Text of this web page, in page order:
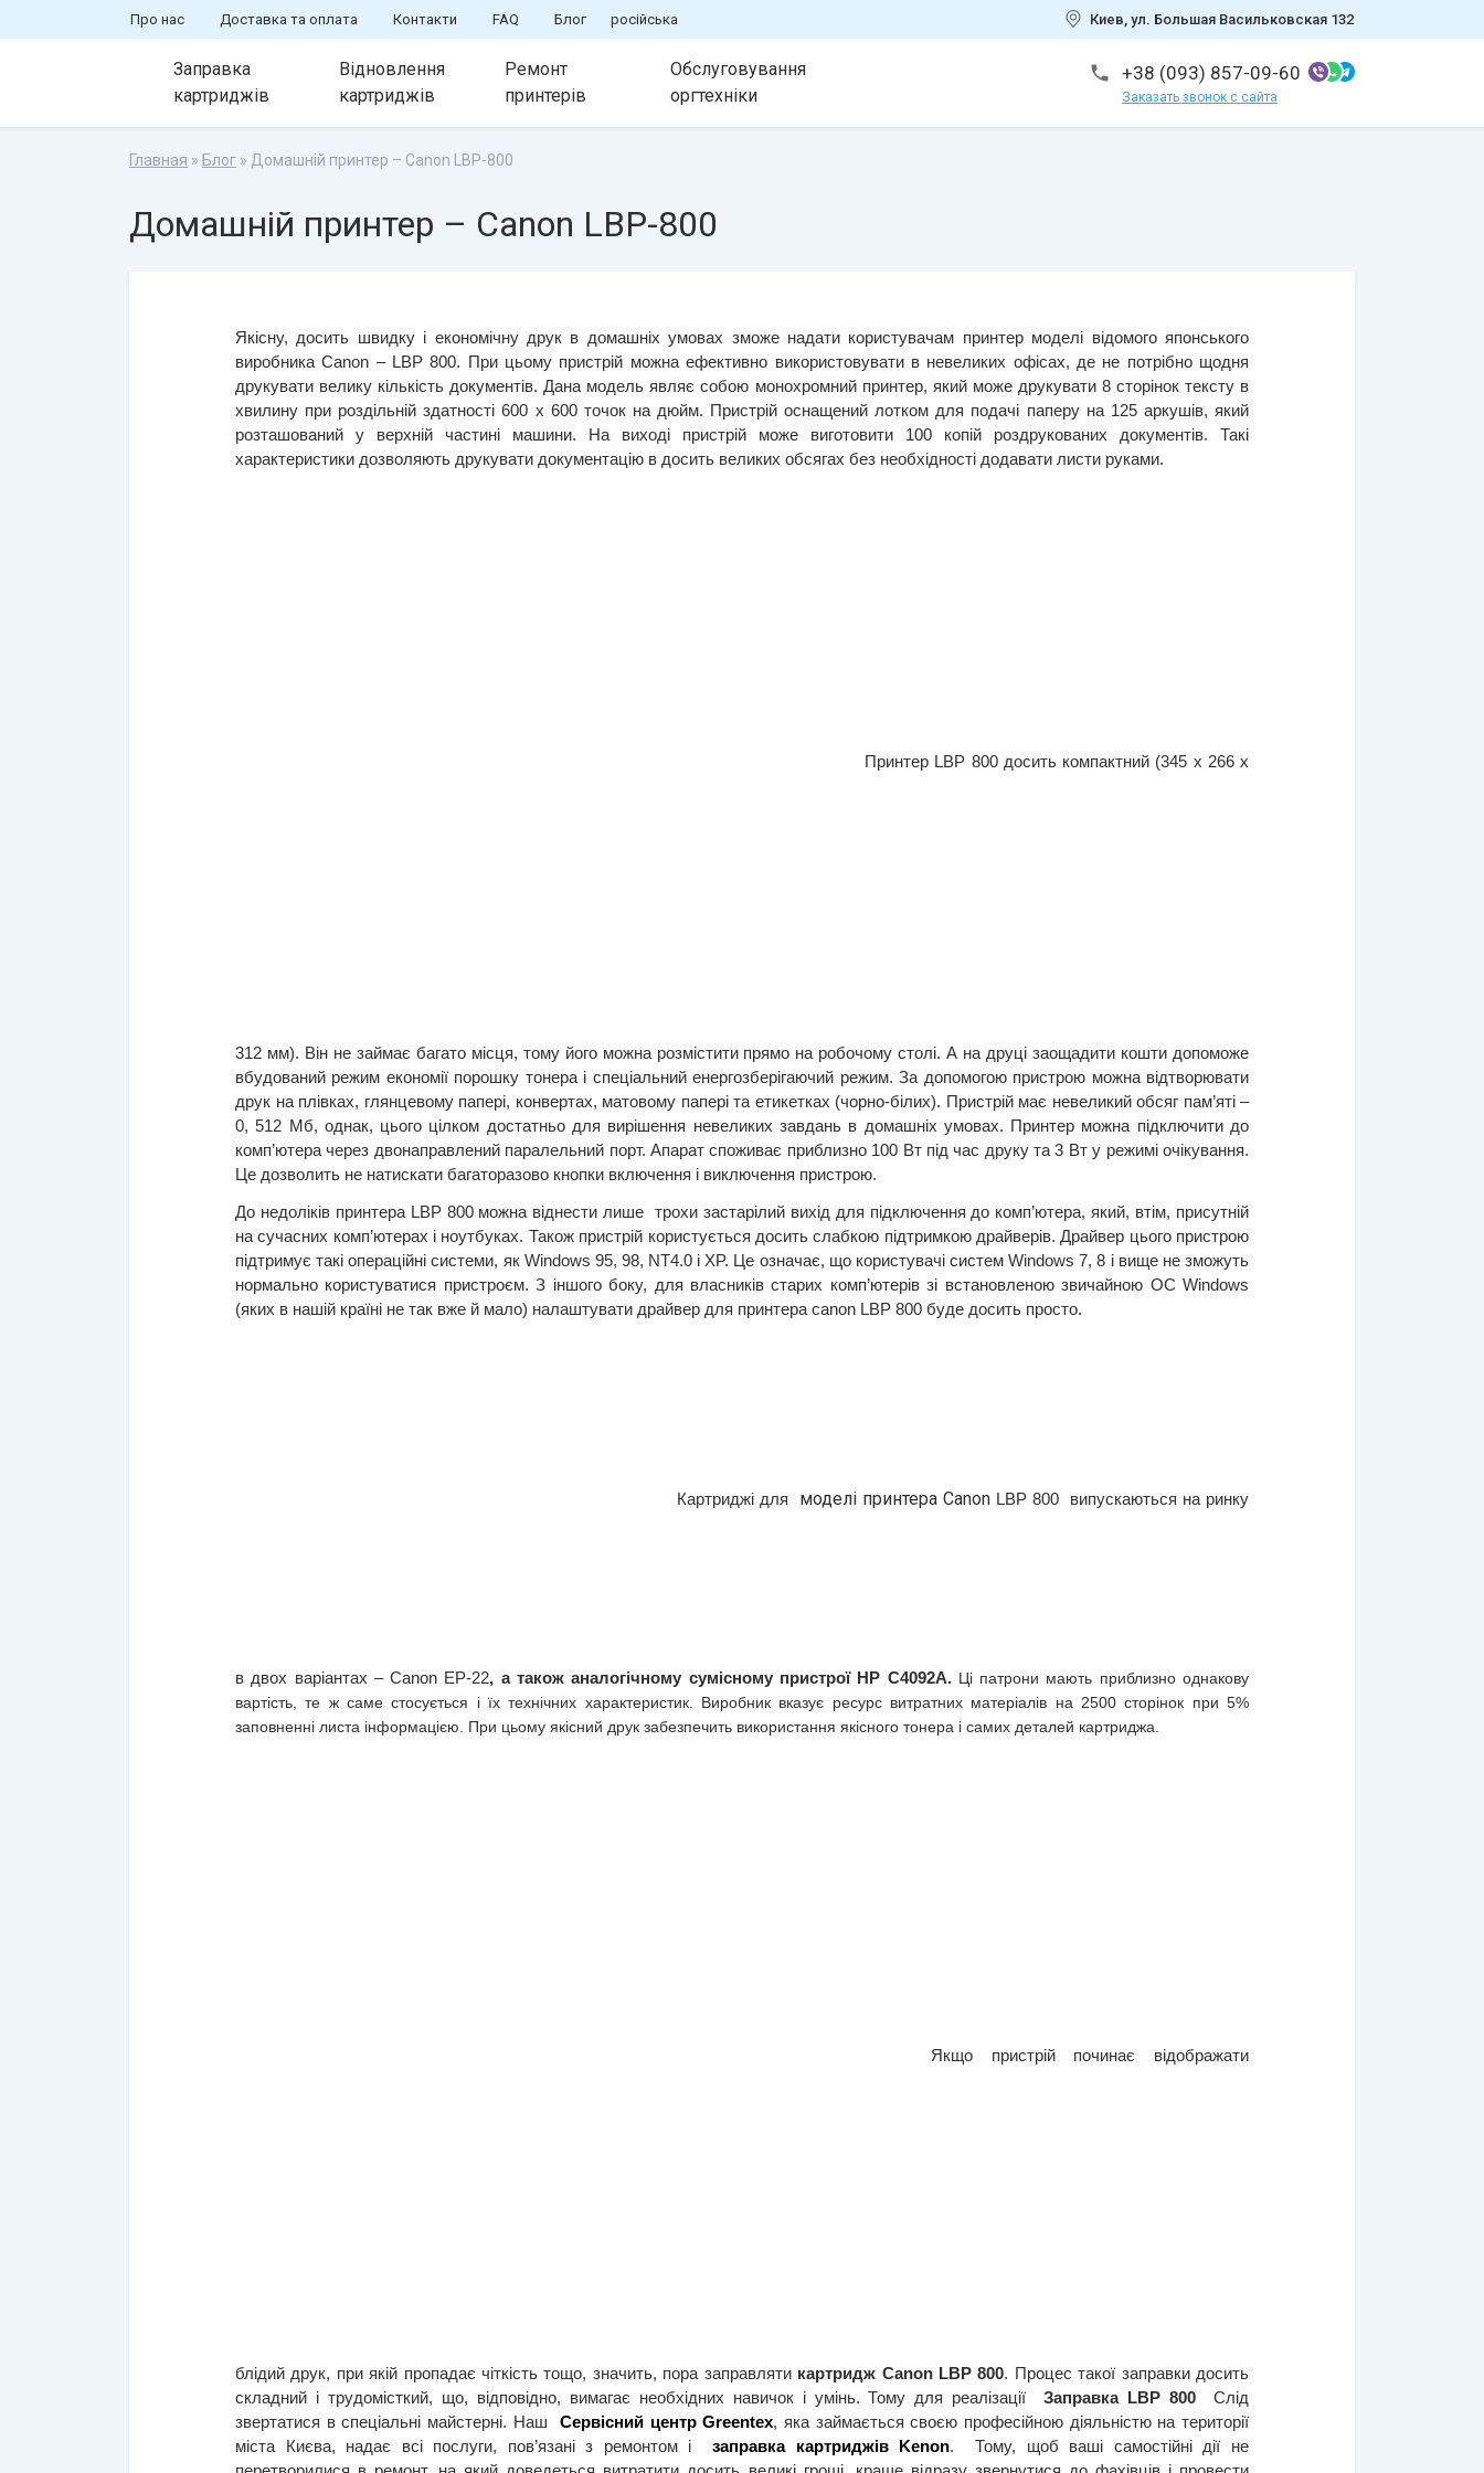
Про нас Доставка та оплата Контакти FAQ Блог російська Киев, ул. Большая Васильковская 132
Заправка
картриджів
Відновлення
картриджів
Ремонт
принтерів
Обслуговування
оргтехніки
+38 (093) 857-09-60
Заказать звонок с сайта
Главная » Блог » Домашній принтер – Canon LBP-800
Домашній принтер – Canon LBP-800
Якісну, досить швидку і економічну друк в домашніх умовах зможе надати користувачам принтер моделі відомого японського
виробника Canon – LBP 800. При цьому пристрій можна ефективно використовувати в невеликих офісах, де не потрібно щодня
друкувати велику кількість документів. Дана модель являє собою монохромний принтер, який може друкувати 8 сторінок тексту в
хвилину при роздільній здатності 600 х 600 точок на дюйм. Пристрій оснащений лотком для подачі паперу на 125 аркушів, який
розташований у верхній частині машини. На виході пристрій може виготовити 100 копій роздрукованих документів. Такі
характеристики дозволяють друкувати документацію в досить великих обсягах без необхідності додавати листи руками.
Принтер LBP 800 досить компактний (345 х 266 х
312 мм). Він не займає багато місця, тому його можна розмістити прямо на робочому столі. А на друці заощадити кошти допоможе
вбудований режим економії порошку тонера і спеціальний енергозберігаючий режим. За допомогою пристрою можна відтворювати
друк на плівках, глянцевому папері, конвертах, матовому папері та етикетках (чорно-білих). Пристрій має невеликий обсяг пам’яті –
0, 512 Мб, однак, цього цілком достатньо для вирішення невеликих завдань в домашніх умовах. Принтер можна підключити до
комп’ютера через двонаправлений паралельний порт. Апарат споживає приблизно 100 Вт під час друку та 3 Вт у режимі очікування.
Це дозволить не натискати багаторазово кнопки включення і виключення пристрою.
До недоліків принтера LBP 800 можна віднести лише  трохи застарілий вихід для підключення до комп’ютера, який, втім, присутній
на сучасних комп’ютерах і ноутбуках. Також пристрій користується досить слабкою підтримкою драйверів. Драйвер цього пристрою
підтримує такі операційні системи, як Windows 95, 98, NT4.0 і XP. Це означає, що користувачі систем Windows 7, 8 і вище не зможуть
нормально користуватися пристроєм. З іншого боку, для власників старих комп’ютерів зі встановленою звичайною ОС Windows
(яких в нашій країні не так вже й мало) налаштувати драйвер для принтера canon LBP 800 буде досить просто.
Картриджі для моделі принтера Canon LBP 800 випускаються на ринку
в двох варіантах – Canon EP-22, а також аналогічному сумісному пристрої HP C4092A. Ці патрони мають приблизно однакову
вартість, те ж саме стосується і їх технічних характеристик. Виробник вказує ресурс витратних матеріалів на 2500 сторінок при 5%
заповненні листа інформацією. При цьому якісний друк забезпечить використання якісного тонера і самих деталей картриджа.
Якщо пристрій починає відображати
блідий друк, при якій пропадає чіткість тощо, значить, пора заправляти картридж Canon LBP 800. Процес такої заправки досить
складний і трудомісткий, що, відповідно, вимагає необхідних навичок і умінь. Тому для реалізації Заправка LBP 800
  Слід
звертатися в спеціальні майстерні. Наш Сервісний центр Greentex, яка займається своєю професійною діяльністю на території
міста Києва, надає всі послуги, пов’язані з ремонтом і заправка картриджів Kenon.
  Тому, щоб ваші самостійні дії не